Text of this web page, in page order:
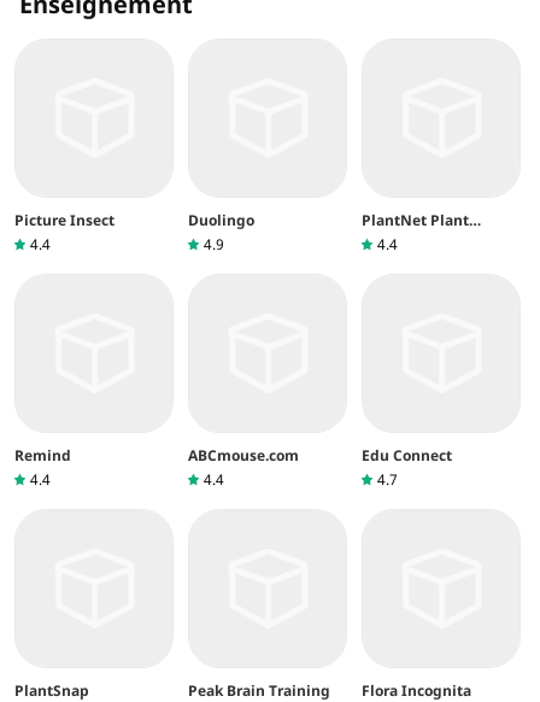
Picture Insect
4.4
Duolingo
4.9
PlantNet Plant
Identification
4.4
Remind
4.4
ABCmouse.com
4.4
Edu Connect
4.7
PlantSnap
Peak Brain Training
Flora Incognita